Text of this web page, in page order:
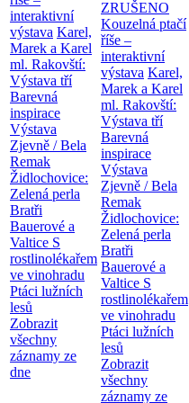
interaktivní
výstava Karel,
Marek a Karel
ml. Rakovští:
Výstava tří
Barevná
inspirace
Výstava
Zjevně / Bela
Remak
Židlochovice:
Zelená perla
Bratři
Bauerové a
Valtice S
rostlinolékařem
ve vinohradu
Ptáci lužních
lesů
Zobrazit
všechny
záznamy ze
dne
ZRUŠENO
Kouzelná ptačí
říše –
interaktivní
výstava Karel,
Marek a Karel
ml. Rakovští:
Výstava tří
Barevná
inspirace
Výstava
Zjevně / Bela
Remak
Židlochovice:
Zelená perla
Bratři
Bauerové a
Valtice S
rostlinolékařem
ve vinohradu
Ptáci lužních
lesů
Zobrazit
všechny
záznamy ze